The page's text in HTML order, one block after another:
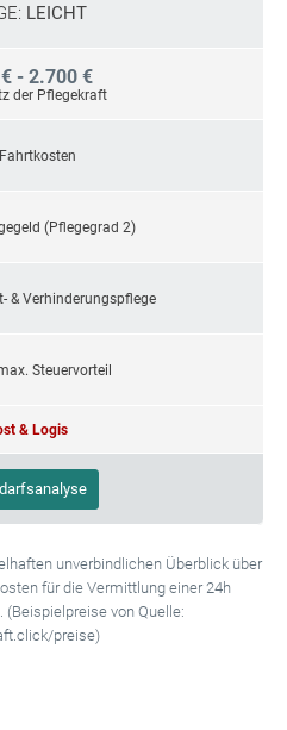
LEICHT
- 2.700 €
der Pflegekraft
(Pflegegrad 2)
& Verhinderungspflege
Steuervorteil
& Logis
unverbindlichen Überblick über
für die Vermittlung einer 24h
(Beispielpreise von Quelle:
preise)